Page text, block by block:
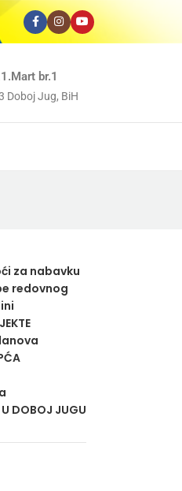
br.1
Doboj Jug, BiH
za nabavku
redovnog
U DOBOJ JUGU